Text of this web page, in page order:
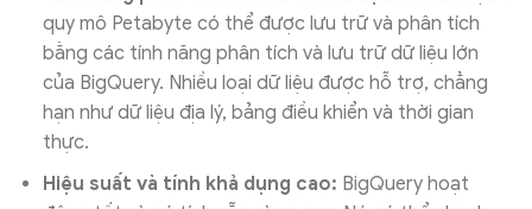
quy mô Petabyte có thể được lưu trữ và phân tích
bằng các tính năng phân tích và lưu trữ dữ liệu lớn
của BigQuery. Nhiều loại dữ liệu được hỗ trợ, chẳng
hạn như dữ liệu địa lý, bảng điều khiển và thời gian
thực.
Hiệu suất và tính khả dụng cao: BigQuery hoạt